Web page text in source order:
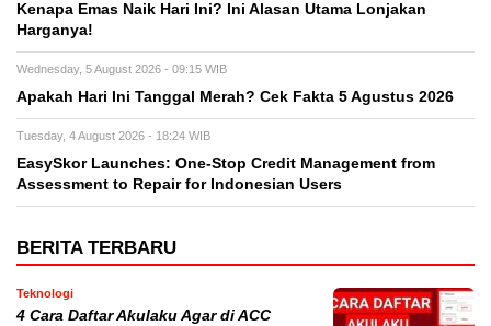
Kenapa Emas Naik Hari Ini? Ini Alasan Utama Lonjakan
Harganya!
Wednesday, 5 August 2026 - 09:15 WIB
Apakah Hari Ini Tanggal Merah? Cek Fakta 5 Agustus 2026
Tuesday, 4 August 2026 - 18:24 WIB
EasySkor Launches: One-Stop Credit Management from
Assessment to Repair for Indonesian Users
BERITA TERBARU
Teknologi
4 Cara Daftar Akulaku Agar di ACC